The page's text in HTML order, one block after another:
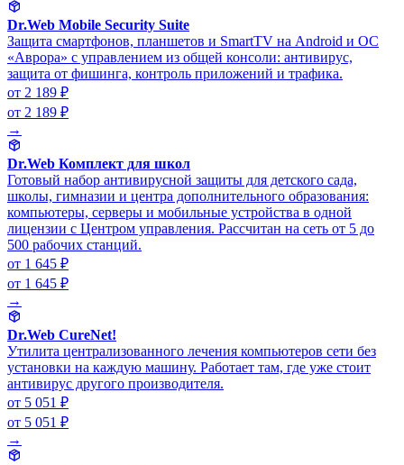
Dr.Web Mobile Security Suite
Защита смартфонов, планшетов и SmartTV на Android и ОС
«Аврора» с управлением из общей консоли: антивирус,
защита от фишинга, контроль приложений и трафика.
от 2 189 ₽
от 2 189 ₽
→
Dr.Web Комплект для школ
Готовый набор антивирусной защиты для детского сада,
школы, гимназии и центра дополнительного образования:
компьютеры, серверы и мобильные устройства в одной
лицензии с Центром управления. Рассчитан на сеть от 5 до
500 рабочих станций.
от 1 645 ₽
от 1 645 ₽
→
Dr.Web CureNet!
Утилита централизованного лечения компьютеров сети без
установки на каждую машину. Работает там, где уже стоит
антивирус другого производителя.
от 5 051 ₽
от 5 051 ₽
→